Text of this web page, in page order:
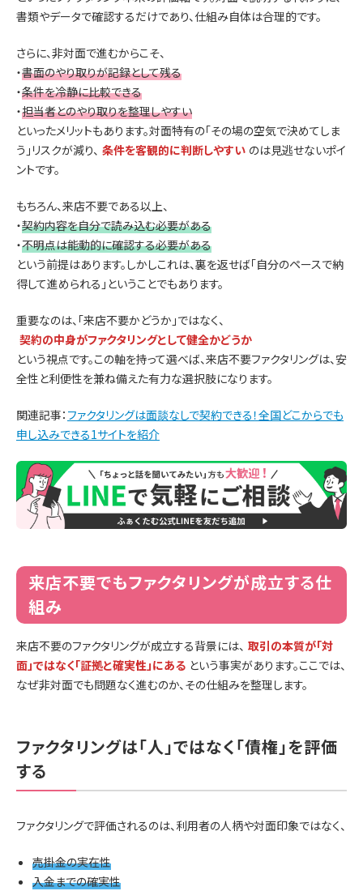
書類やデータで確認するだけであり、仕組み自体は合理的です。
さらに、非対面で進むからこそ、
・書面のやり取りが記録として残る
・条件を冷静に比較できる
・担当者とのやり取りを整理しやすい
といったメリットもあります。対面特有の「その場の空気で決めてしま
う」リスクが減り、 条件を客観的に判断しやすい のは見逃せないポイ
ントです。
もちろん、来店不要である以上、
・契約内容を自分で読み込む必要がある
・不明点は能動的に確認する必要がある
という前提はあります。しかしこれは、裏を返せば「自分のペースで納
得して進められる」ということでもあります。
重要なのは、「来店不要かどうか」ではなく、
契約の中身がファクタリングとして健全かどうか
という視点です。この軸を持って選べば、来店不要ファクタリングは、安
全性と利便性を兼ね備えた有力な選択肢になります。
関連記事： ファクタリングは面談なしで契約できる！全国どこからでも
申し込みできる1サイトを紹介
来店不要でもファクタリングが成立する仕
組み
来店不要のファクタリングが成立する背景には、 取引の本質が「対
面」ではなく「証拠と確実性」にある という事実があります。ここでは、
なぜ非対面でも問題なく進むのか、その仕組みを整理します。
ファクタリングは「人」ではなく「債権」を評価
する
ファクタリングで評価されるのは、利用者の人柄や対面印象ではなく、
売掛金の実在性
入金までの確実性